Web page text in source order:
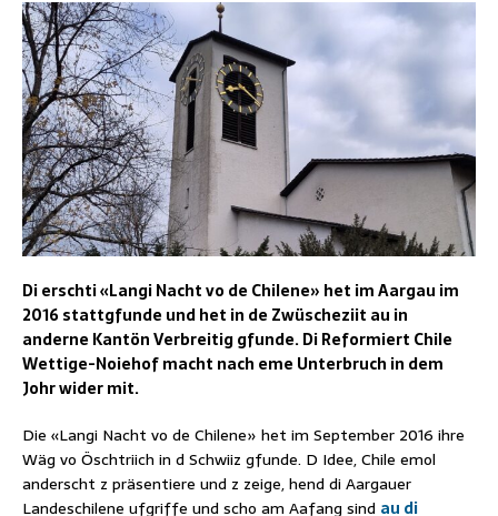
Di erschti «Langi Nacht vo de Chilene» het im Aargau im
2016 stattgfunde und het in de Zwüscheziit au in
anderne Kantön Verbreitig gfunde. Di Reformiert Chile
Wettige-Noiehof macht nach eme Unterbruch in dem
Johr wider mit.
Die «Langi Nacht vo de Chilene» het im September 2016 ihre
Wäg vo Öschtriich in d Schwiiz gfunde. D Idee, Chile emol
anderscht z präsentiere und z zeige, hend di Aargauer
Landeschilene ufgriffe und scho am Aafang sind au di